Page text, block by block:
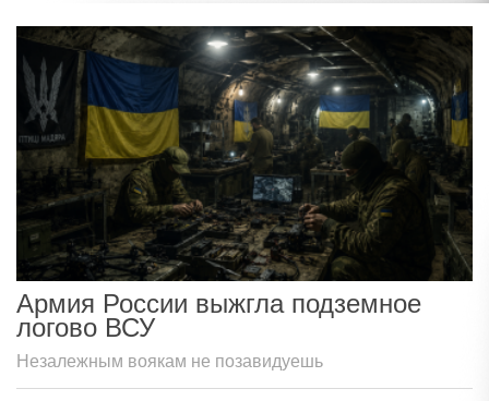
Армия России выжгла подземное
логово ВСУ
Незалежным воякам не позавидуешь